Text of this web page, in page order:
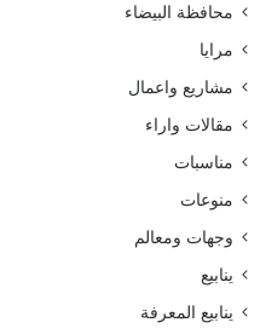
محافظة البيضاء
مرايا
مشاريع واعمال
مقالات واراء
مناسبات
منوعات
وجهات ومعالم
ينابيع
ينابيع المعرفة